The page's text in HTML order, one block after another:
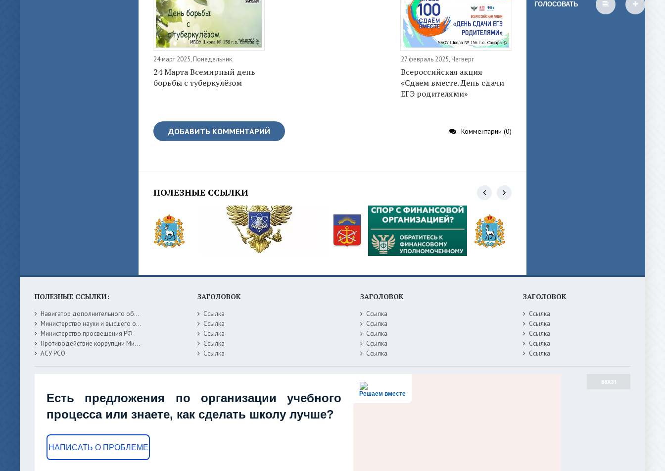
24 март 2025, Понедельник
24 Марта Всемирный день
борьбы с туберкулёзом
27 февраль 2025, Четверг
Всероссийская акция
«Сдаем вместе. День сдачи
ЕГЭ родителями»
ДОБАВИТЬ КОММЕНТАРИЙ Комментарии (0)
ПОЛЕЗНЫЕ ССЫЛКИ
ГОЛОСОВАТЬ
ПОЛЕЗНЫЕ ССЫЛКИ:
Навигатор дополнительного образования детей Самарской области
Министерство науки и высшего образования РФ
Министерство просвещения РФ
Противодействие коррупции Министерство образования Самарской области
АСУ РСО
ЗАГОЛОВОК
Ссылка
Ссылка
Ссылка
Ссылка
Ссылка
ЗАГОЛОВОК
Ссылка
Ссылка
Ссылка
Ссылка
Ссылка
ЗАГОЛОВОК
Ссылка
Ссылка
Ссылка
Ссылка
Ссылка
Решаем вместе
Есть предложения по организации учебного
процесса или знаете, как сделать школу лучше?
НАПИСАТЬ О ПРОБЛЕМЕ